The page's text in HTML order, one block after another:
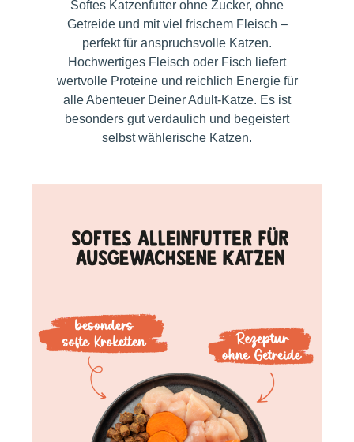
Softes Katzenfutter ohne Zucker, ohne
Getreide und mit viel frischem Fleisch –
perfekt für anspruchsvolle Katzen.
Hochwertiges Fleisch oder Fisch liefert
wertvolle Proteine und reichlich Energie für
alle Abenteuer Deiner Adult-Katze. Es ist
besonders gut verdaulich und begeistert
selbst wählerische Katzen.